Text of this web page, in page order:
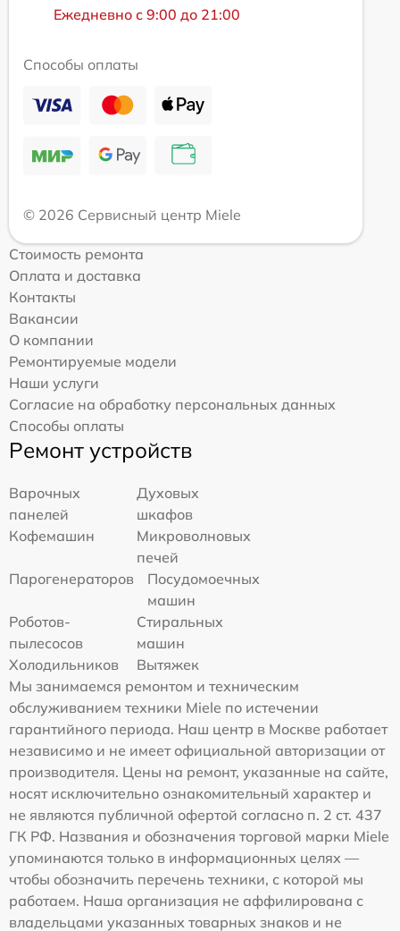
Ежедневно с 9:00 до 21:00
Способы оплаты
© 2026 Сервисный центр Miele
Стоимость ремонта
Оплата и доставка
Контакты
Вакансии
О компании
Ремонтируемые модели
Наши услуги
Согласие на обработку персональных данных
Способы оплаты
Ремонт устройств
Варочных
панелей
Духовых
шкафов
Кофемашин
Микроволновых
печей
Парогенераторов
Посудомоечных
машин
Роботов-
пылесосов
Стиральных
машин
Холодильников
Вытяжек
Мы занимаемся ремонтом и техническим
обслуживанием техники Miele по истечении
гарантийного периода. Наш центр в Москве работает
независимо и не имеет официальной авторизации от
производителя. Цены на ремонт, указанные на сайте,
носят исключительно ознакомительный характер и
не являются публичной офертой согласно п. 2 ст. 437
ГК РФ. Названия и обозначения торговой марки Miele
упоминаются только в информационных целях —
чтобы обозначить перечень техники, с которой мы
работаем. Наша организация не аффилирована с
владельцами указанных товарных знаков и не